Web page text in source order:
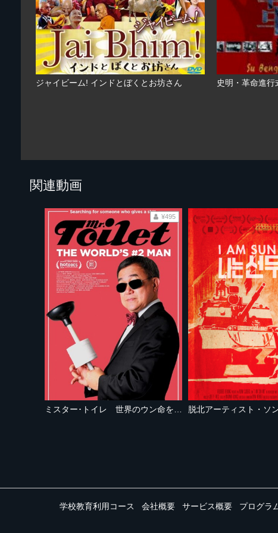
ジャイビーム! インドとぼくとお坊さん 史明・革命進行
関連動画
¥495
脱北アーティスト・ソ
学校教育利用コース 会社概要 サービス概要 プログラ